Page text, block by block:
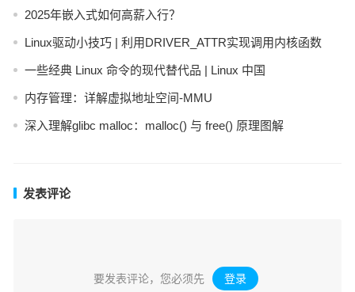
2025年嵌入式如何高薪入行？
Linux驱动小技巧 | 利用DRIVER_ATTR实现调用内核函数
一些经典 Linux 命令的现代替代品 | Linux 中国
内存管理：详解虚拟地址空间-MMU
深入理解glibc malloc：malloc() 与 free() 原理图解
发表评论
要发表评论，您必须先 登录 。